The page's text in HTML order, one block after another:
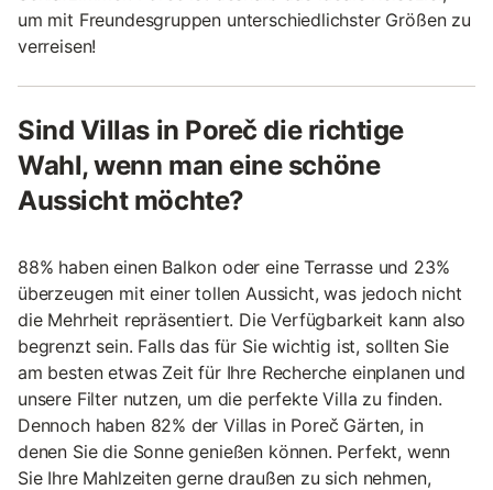
um mit Freundesgruppen unterschiedlichster Größen zu
verreisen!
Sind Villas in Poreč die richtige
Wahl, wenn man eine schöne
Aussicht möchte?
88% haben einen Balkon oder eine Terrasse und 23%
überzeugen mit einer tollen Aussicht, was jedoch nicht
die Mehrheit repräsentiert. Die Verfügbarkeit kann also
begrenzt sein. Falls das für Sie wichtig ist, sollten Sie
am besten etwas Zeit für Ihre Recherche einplanen und
unsere Filter nutzen, um die perfekte Villa zu finden.
Dennoch haben 82% der Villas in Poreč Gärten, in
denen Sie die Sonne genießen können. Perfekt, wenn
Sie Ihre Mahlzeiten gerne draußen zu sich nehmen,